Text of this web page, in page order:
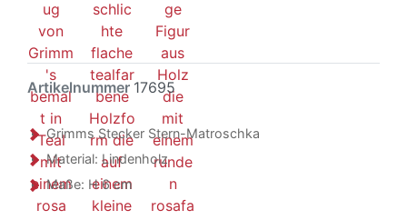
Artikelnummer 17695
Grimms Stecker Stern-Matroschka
Material: Lindenholz
Maße: H 6 cm